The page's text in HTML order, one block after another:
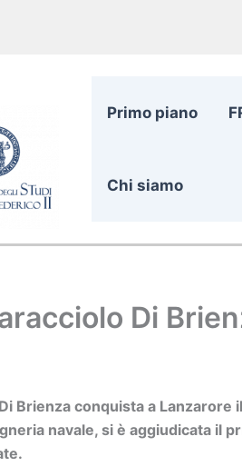
Primo piano
Chi siamo
Di
Brienza conquista a
navale, si è aggiudicata il